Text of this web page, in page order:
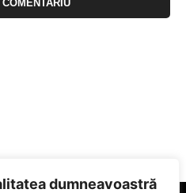
dumneavoastră